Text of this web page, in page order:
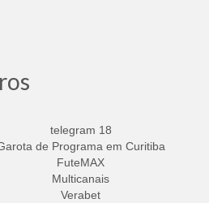
telegram 18
de Programa em Curitiba
FuteMAX
Multicanais
Verabet